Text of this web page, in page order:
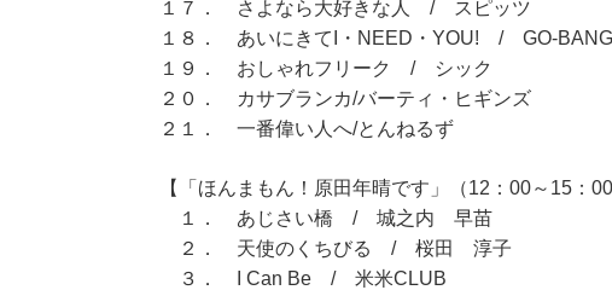
１７． さよなら大好きな人 / スピッツ
１８． あいにきてI・NEED・YOU! / GO-
１９． おしゃれフリーク / シック
２０． カサブランカ/バーティ・ヒギンズ
２１． 一番偉い人へ/とんねるず
【「ほんまもん！原田年晴です」（12：00～15：00
１． あじさい橋 / 城之内 早苗
２． 天使のくちびる / 桜田 淳子
３． I Can Be / 米米CLUB